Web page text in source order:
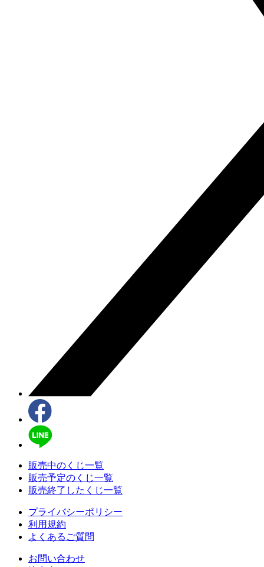
販売中のくじ一覧
販売予定のくじ一覧
販売終了したくじ一覧
プライバシーポリシー
利用規約
よくあるご質問
お問い合わせ